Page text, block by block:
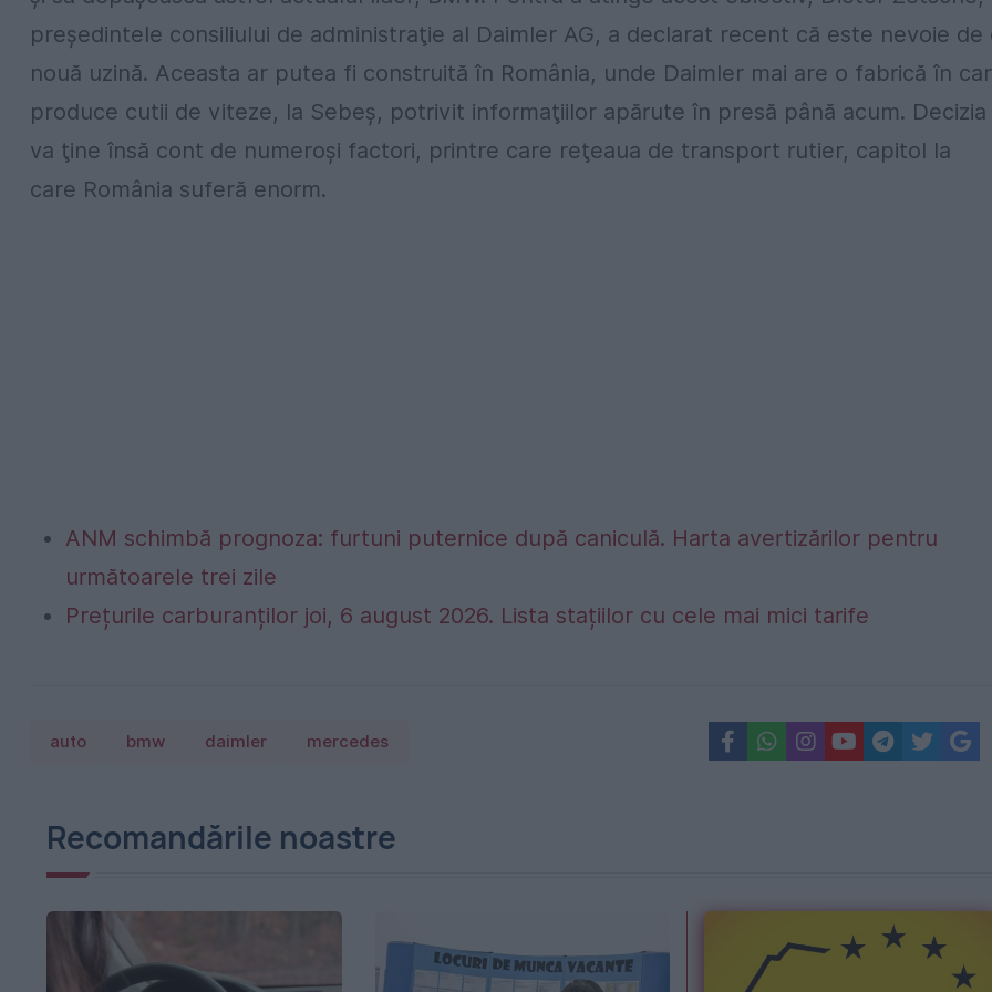
preşedintele consiliului de administraţie al Daimler AG, a declarat recent că este nevoie de
nouă uzină. Aceasta ar putea fi construită în România, unde Daimler mai are o fabrică în
produce cutii de viteze, la Sebeș, potrivit informaţiilor apărute în presă până acum. Decizia
va ţine însă cont de numeroşi factori, printre care reţeaua de transport rutier, capitol la
care România suferă enorm.
ANM schimbă prognoza: furtuni puternice după caniculă. Harta avertizărilor pentru
următoarele trei zile
Prețurile carburanților joi, 6 august 2026. Lista stațiilor cu cele mai mici tarife
auto bmw daimler mercedes
Recomandările noastre